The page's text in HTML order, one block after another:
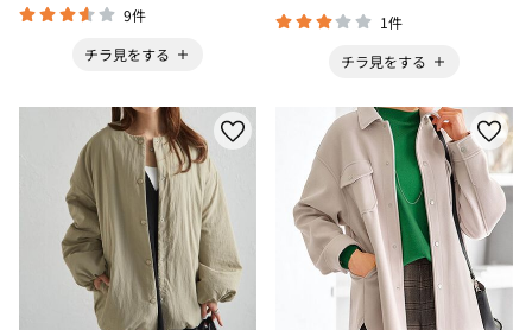
9件
チラ見をする
1件
チラ見をする